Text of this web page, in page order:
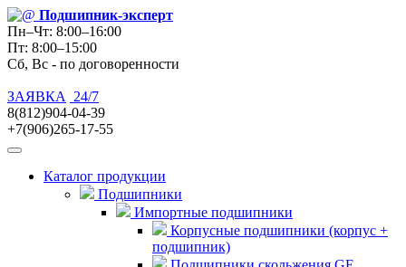
Подшипник-эксперт
Пн–Чт: 8:00–16:00
Пт: 8:00–15:00
Сб, Вс - по договоренности
ЗАЯВКА
24/7
8(812)904-04-39
+7(906)265-17-55
Каталог продукции
Подшипники
Импортные подшипники
Корпусные подшипники (корпус +
подшипник)